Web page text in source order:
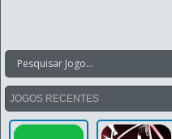
JOGOS RECENTES